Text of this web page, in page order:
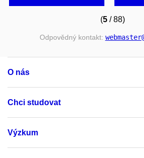
(5/ 88)
Odpovědný kontakt: webmaster
O nás
Chci studovat
Výzkum